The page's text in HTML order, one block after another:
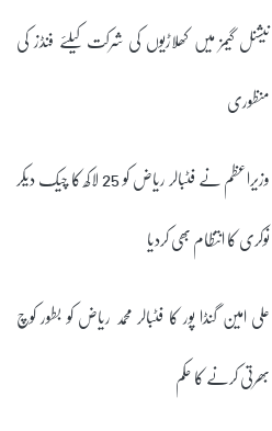
نیشنل گیمز میں کھلاڑیوں کی شرکت کیلئے فنڈز کی
منظوری
وزیراعظم نے فٹبالر ریاض کو 25 لاکھ کا چیک دیکر
نوکری کا انتظام بھی کردیا
علی امین گنڈا پور کا فٹبالر محمد ریاض کو بطور کوچ
بھرتی کرنے کا حکم